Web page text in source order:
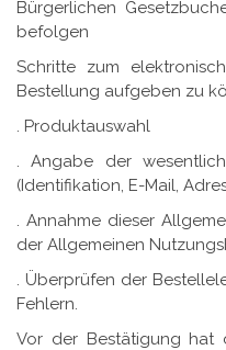
Bürgerlichen
befolgen
Schritte zum
Bestellung aufgeben zu
. Produktauswahl
. Angabe der
(Identifikation, E-Mail,
. Annahme dieser
der Allgemeinen
. Überprüfen der
Fehlern.
Vor der Bestätigung hat